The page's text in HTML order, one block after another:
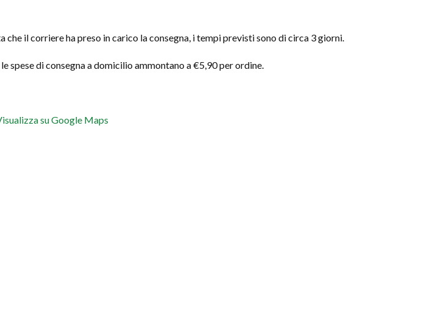
il corriere ha preso in carico la consegna, i tempi previsti sono di circa 3 giorni.
di consegna a domicilio ammontano a €5,90 per ordine.
su Google Maps